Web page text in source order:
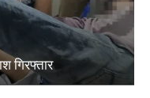
गिरफ्तार